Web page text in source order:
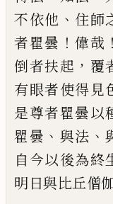
不依他 、 住師
者瞿曇 ！偉哉 ！
倒者扶起 ， 覆
有眼者使得見
是尊者瞿曇以
瞿曇 、 與法 、
自今以後為終
明日與比丘僧